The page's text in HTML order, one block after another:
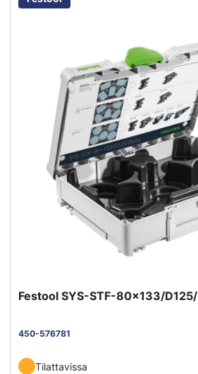
Festool SYS-STF-80x133/
450-576781
Tilattavissa